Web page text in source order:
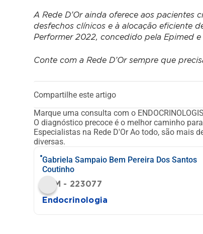
A Rede D’Or ainda oferece aos
desfechos clínicos e à alocação eficiente
Performer 2022, concedido pela Epimed e
Conte com a Rede D’Or sempre que
Compartilhe este artigo
Marque uma consulta com o
O diagnóstico precoce é o melhor caminho
Especialistas na Rede D'OrAo todo, são mais
diversas.
Gabriela Sampaio Bem Pereira Dos Santos
Coutinho
CRM - 223077
Endocrinologia